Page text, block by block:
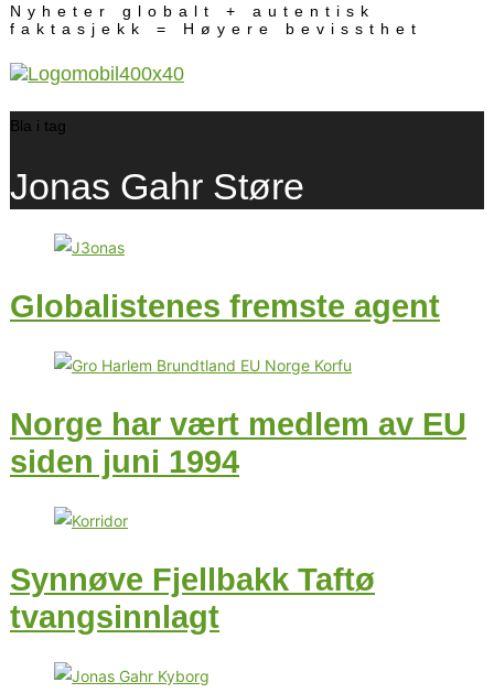
Nyheter globalt + autentisk
faktasjekk = Høyere bevissthet
Bla i tag
Jonas Gahr Støre
Globalistenes fremste agent
Norge har vært medlem av EU
siden juni 1994
Synnøve Fjellbakk Taftø
tvangsinnlagt